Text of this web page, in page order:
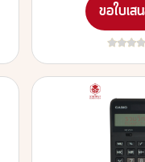
ขอใบเส